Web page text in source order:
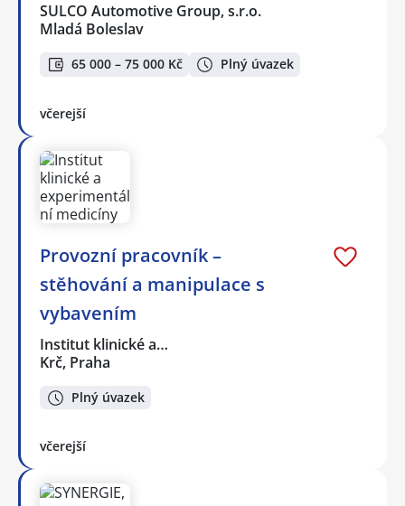
SULCO Automotive Group, s.r.o.
Mladá Boleslav
65 000 – 75 000 Kč Plný úvazek
včerejší
Provozní pracovník –
stěhování a manipulace s
vybavením
Institut klinické a…
Krč, Praha
Plný úvazek
včerejší